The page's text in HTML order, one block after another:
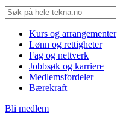
Kurs og arrangementer
Lønn og rettigheter
Fag og nettverk
Jobbsøk og karriere
Medlemsfordeler
Bærekraft
Bli medlem